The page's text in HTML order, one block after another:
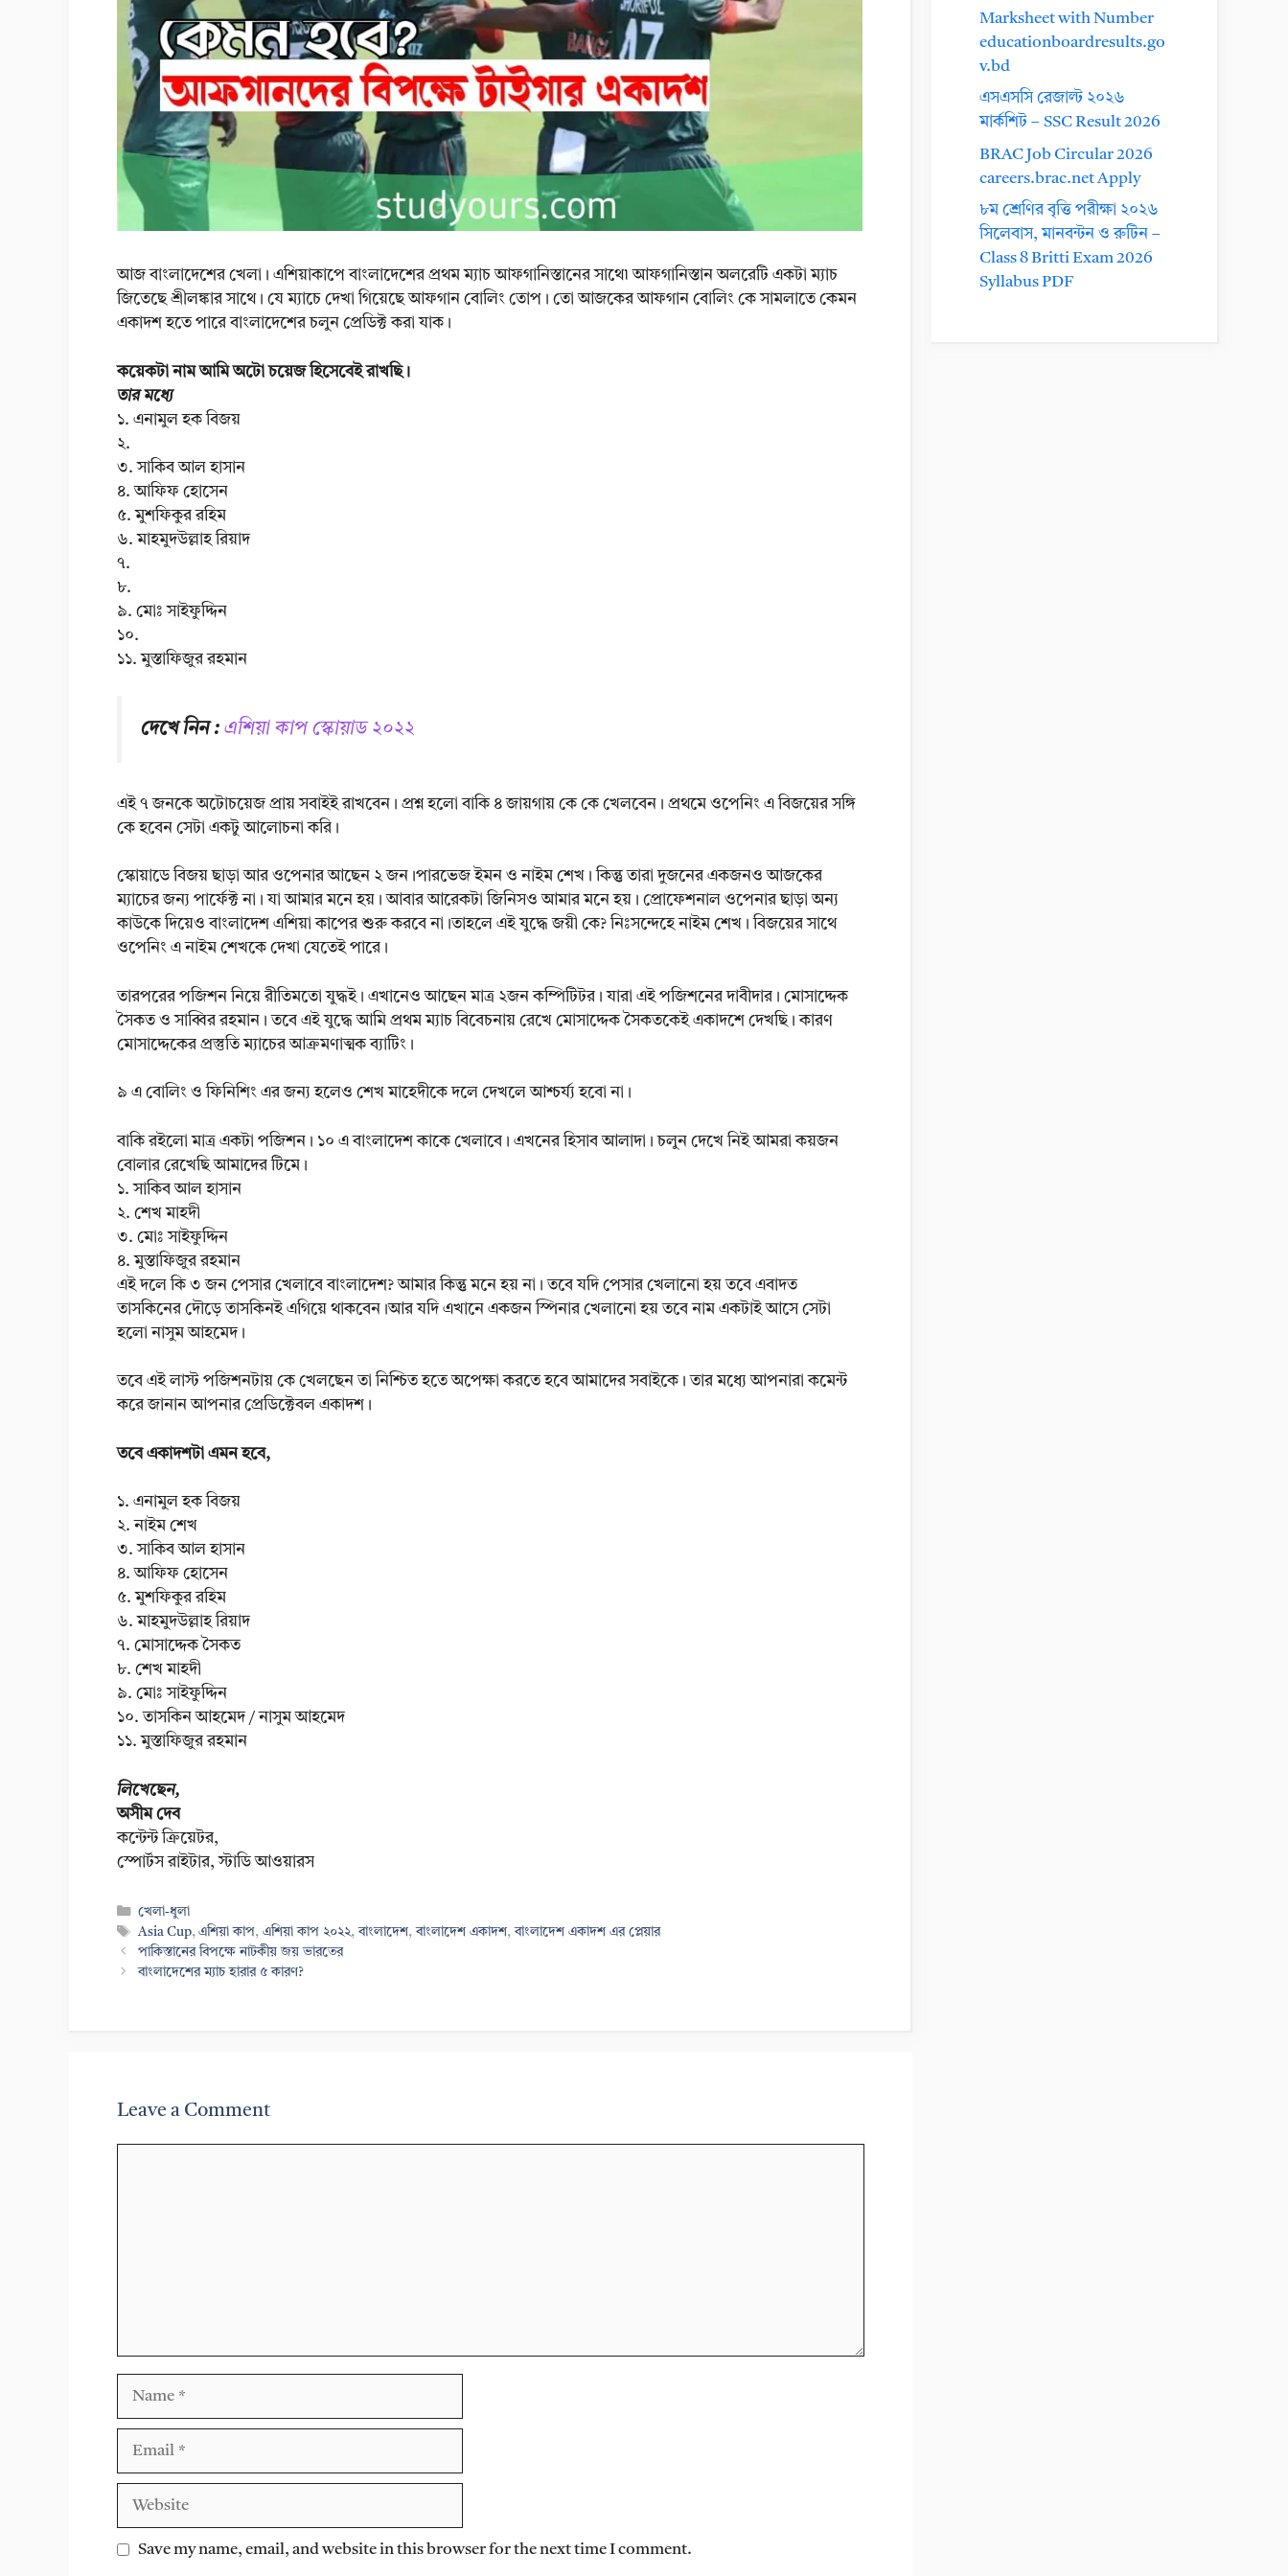
আজ বাংলাদেশের খেলা। এশিয়াকাপে বাংলাদেশের প্রথম ম্যাচ আফগানিস্তানের সাথে৷ আফগানিস্তান অলরেটি একটা ম্যাচ
জিতেছে শ্রীলঙ্কার সাথে। যে ম্যাচে দেখা গিয়েছে আফগান বোলিং তোপ। তো আজকের আফগান বোলিং কে সামলাতে কেমন
একাদশ হতে পারে বাংলাদেশের চলুন প্রেডিক্ট করা যাক।
কয়েকটা নাম আমি অটো চয়েজ হিসেবেই রাখছি।
তার মধ্যে
১. এনামুল হক বিজয়
২.
৩. সাকিব আল হাসান
৪. আফিফ হোসেন
৫. মুশফিকুর রহিম
৬. মাহমুদউল্লাহ রিয়াদ
৭.
৮.
৯. মোঃ সাইফুদ্দিন
১০.
১১. মুস্তাফিজুর রহমান
দেখে নিন : এশিয়া কাপ স্কোয়াড ২০২২
এই ৭ জনকে অটোচয়েজ প্রায় সবাইই রাখবেন। প্রশ্ন হলো বাকি ৪ জায়গায় কে কে খেলবেন। প্রথমে ওপেনিং এ বিজয়ের সঙ্গি
কে হবেন সেটা একটু আলোচনা করি।
স্কোয়াডে বিজয় ছাড়া আর ওপেনার আছেন ২ জন।পারভেজ ইমন ও নাইম শেখ। কিন্তু তারা দুজনের একজনও আজকের
ম্যাচের জন্য পার্ফেক্ট না। যা আমার মনে হয়। আবার আরেকটা জিনিসও আমার মনে হয়। প্রোফেশনাল ওপেনার ছাড়া অন্য
কাউকে দিয়েও বাংলাদেশ এশিয়া কাপের শুরু করবে না।তাহলে এই যুদ্ধে জয়ী কে? নিঃসন্দেহে নাইম শেখ। বিজয়ের সাথে
ওপেনিং এ নাইম শেখকে দেখা যেতেই পারে।
তারপরের পজিশন নিয়ে রীতিমতো যুদ্ধই। এখানেও আছেন মাত্র ২জন কম্পিটিটর। যারা এই পজিশনের দাবীদার। মোসাদ্দেক
সৈকত ও সাব্বির রহমান। তবে এই যুদ্ধে আমি প্রথম ম্যাচ বিবেচনায় রেখে মোসাদ্দেক সৈকতকেই একাদশে দেখছি। কারণ
মোসাদ্দেকের প্রস্তুতি ম্যাচের আক্রমণাত্মক ব্যাটিং।
৯ এ বোলিং ও ফিনিশিং এর জন্য হলেও শেখ মাহেদীকে দলে দেখলে আশ্চর্য্য হবো না।
বাকি রইলো মাত্র একটা পজিশন। ১০ এ বাংলাদেশ কাকে খেলাবে। এখনের হিসাব আলাদা। চলুন দেখে নিই আমরা কয়জন
বোলার রেখেছি আমাদের টিমে।
১. সাকিব আল হাসান
২. শেখ মাহদী
৩. মোঃ সাইফুদ্দিন
৪. মুস্তাফিজুর রহমান
এই দলে কি ৩ জন পেসার খেলাবে বাংলাদেশ? আমার কিন্তু মনে হয় না। তবে যদি পেসার খেলানো হয় তবে এবাদত
তাসকিনের দৌড়ে তাসকিনই এগিয়ে থাকবেন।আর যদি এখানে একজন স্পিনার খেলানো হয় তবে নাম একটাই আসে সেটা
হলো নাসুম আহমেদ।
তবে এই লাস্ট পজিশনটায় কে খেলছেন তা নিশ্চিত হতে অপেক্ষা করতে হবে আমাদের সবাইকে। তার মধ্যে আপনারা কমেন্ট
করে জানান আপনার প্রেডিক্টেবল একাদশ।
তবে একাদশটা এমন হবে,
১. এনামুল হক বিজয়
২. নাইম শেখ
৩. সাকিব আল হাসান
৪. আফিফ হোসেন
৫. মুশফিকুর রহিম
৬. মাহমুদউল্লাহ রিয়াদ
৭. মোসাদ্দেক সৈকত
৮. শেখ মাহদী
৯. মোঃ সাইফুদ্দিন
১০. তাসকিন আহমেদ / নাসুম আহমেদ
১১. মুস্তাফিজুর রহমান
লিখেছেন,
অসীম দেব
কন্টেন্ট ক্রিয়েটর,
স্পোর্টস রাইটার, স্টাডি আওয়ারস
Categories
খেলা-ধুলা
Tags
Asia Cup, এশিয়া কাপ, এশিয়া কাপ ২০২২,বাংলাদেশ,বাংলাদেশ একাদশ,বাংলাদেশ একাদশ এর প্লেয়ার
পাকিস্তানের বিপক্ষে নাটকীয় জয় ভারতের
বাংলাদেশের ম্যাচ হারার ৫ কারণ?
Leave a Comment
Save my name, email, and website in this browser for the next time I comment.
Marksheet with Number
educationboardresults.go
v.bd
এসএসসি রেজাল্ট ২০২৬
মার্কশিট – SSC Result 2026
BRAC Job Circular 2026
careers.brac.net Apply
৮ম শ্রেণির বৃত্তি পরীক্ষা ২০২৬
সিলেবাস, মানবন্টন ও রুটিন –
Class 8 Britti Exam 2026
Syllabus PDF